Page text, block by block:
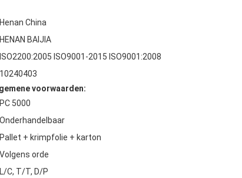
Henan China
HENAN BAIJIA
ISO2200:2005 ISO9001-2015 ISO9001:2008
10240403
voorwaarden:
PC 5000
Onderhandelbaar
Pallet + krimpfolie + karton
Volgens orde
L/C, T/T, D/P